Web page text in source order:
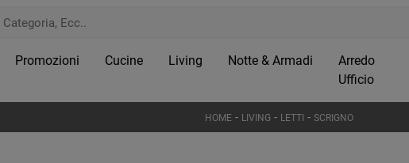
Promozioni Cucine Living Notte & Armadi
Arredo
Ufficio
HOME- LIVING - LETTI - SCRIGNO